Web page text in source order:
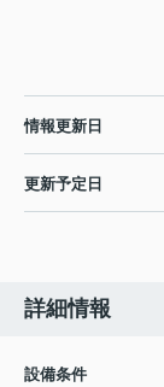
情報更新日
更新予定日
詳細情報
設備条件